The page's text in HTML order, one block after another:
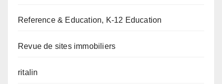
Reference & Education, K-12 Education
Revue de sites immobiliers
ritalin